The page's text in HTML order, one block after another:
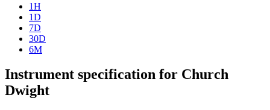
1H
1D
7D
30D
6M
Instrument specification for Church
Dwight